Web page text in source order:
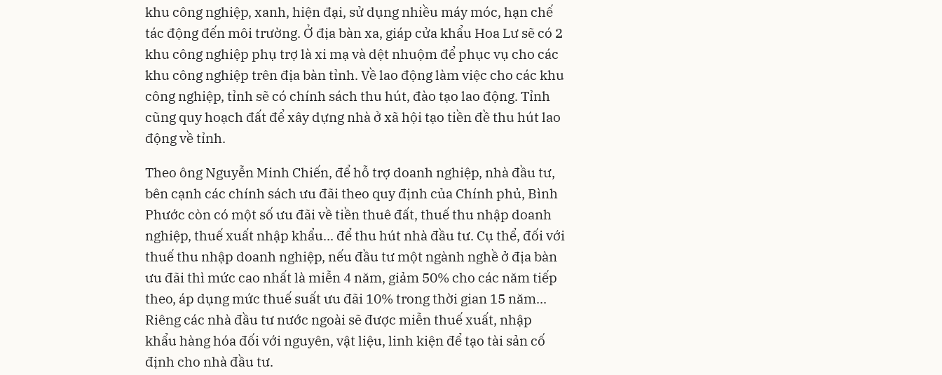
khu công nghiệp, xanh, hiện đại, sử dụng nhiều máy móc, hạn chế
tác động đến môi trường. Ở địa bàn xa, giáp cửa khẩu Hoa Lư sẽ có 2
khu công nghiệp phụ trợ là xi mạ và dệt nhuộm để phục vụ cho các
khu công nghiệp trên địa bàn tỉnh. Về lao động làm việc cho các khu
công nghiệp, tỉnh sẽ có chính sách thu hút, đào tạo lao động. Tỉnh
cũng quy hoạch đất để xây dựng nhà ở xã hội tạo tiền đề thu hút lao
động về tỉnh.
Theo ông Nguyễn Minh Chiến, để hỗ trợ doanh nghiệp, nhà đầu tư,
bên cạnh các chính sách ưu đãi theo quy định của Chính phủ, Bình
Phước còn có một số ưu đãi về tiền thuê đất, thuế thu nhập doanh
nghiệp, thuế xuất nhập khẩu... để thu hút nhà đầu tư. Cụ thể, đối với
thuế thu nhập doanh nghiệp, nếu đầu tư một ngành nghề ở địa bàn
ưu đãi thì mức cao nhất là miễn 4 năm, giảm 50% cho các năm tiếp
theo, áp dụng mức thuế suất ưu đãi 10% trong thời gian 15 năm...
Riêng các nhà đầu tư nước ngoài sẽ được miễn thuế xuất, nhập
khẩu hàng hóa đối với nguyên, vật liệu, linh kiện để tạo tài sản cố
định cho nhà đầu tư.